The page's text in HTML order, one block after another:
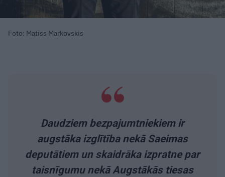
Foto: Matīss Markovskis
Daudziem bezpajumtniekiem ir
augstāka izglītība nekā Saeimas
deputātiem un skaidrāka izpratne par
taisnīgumu nekā Augstākās tiesas